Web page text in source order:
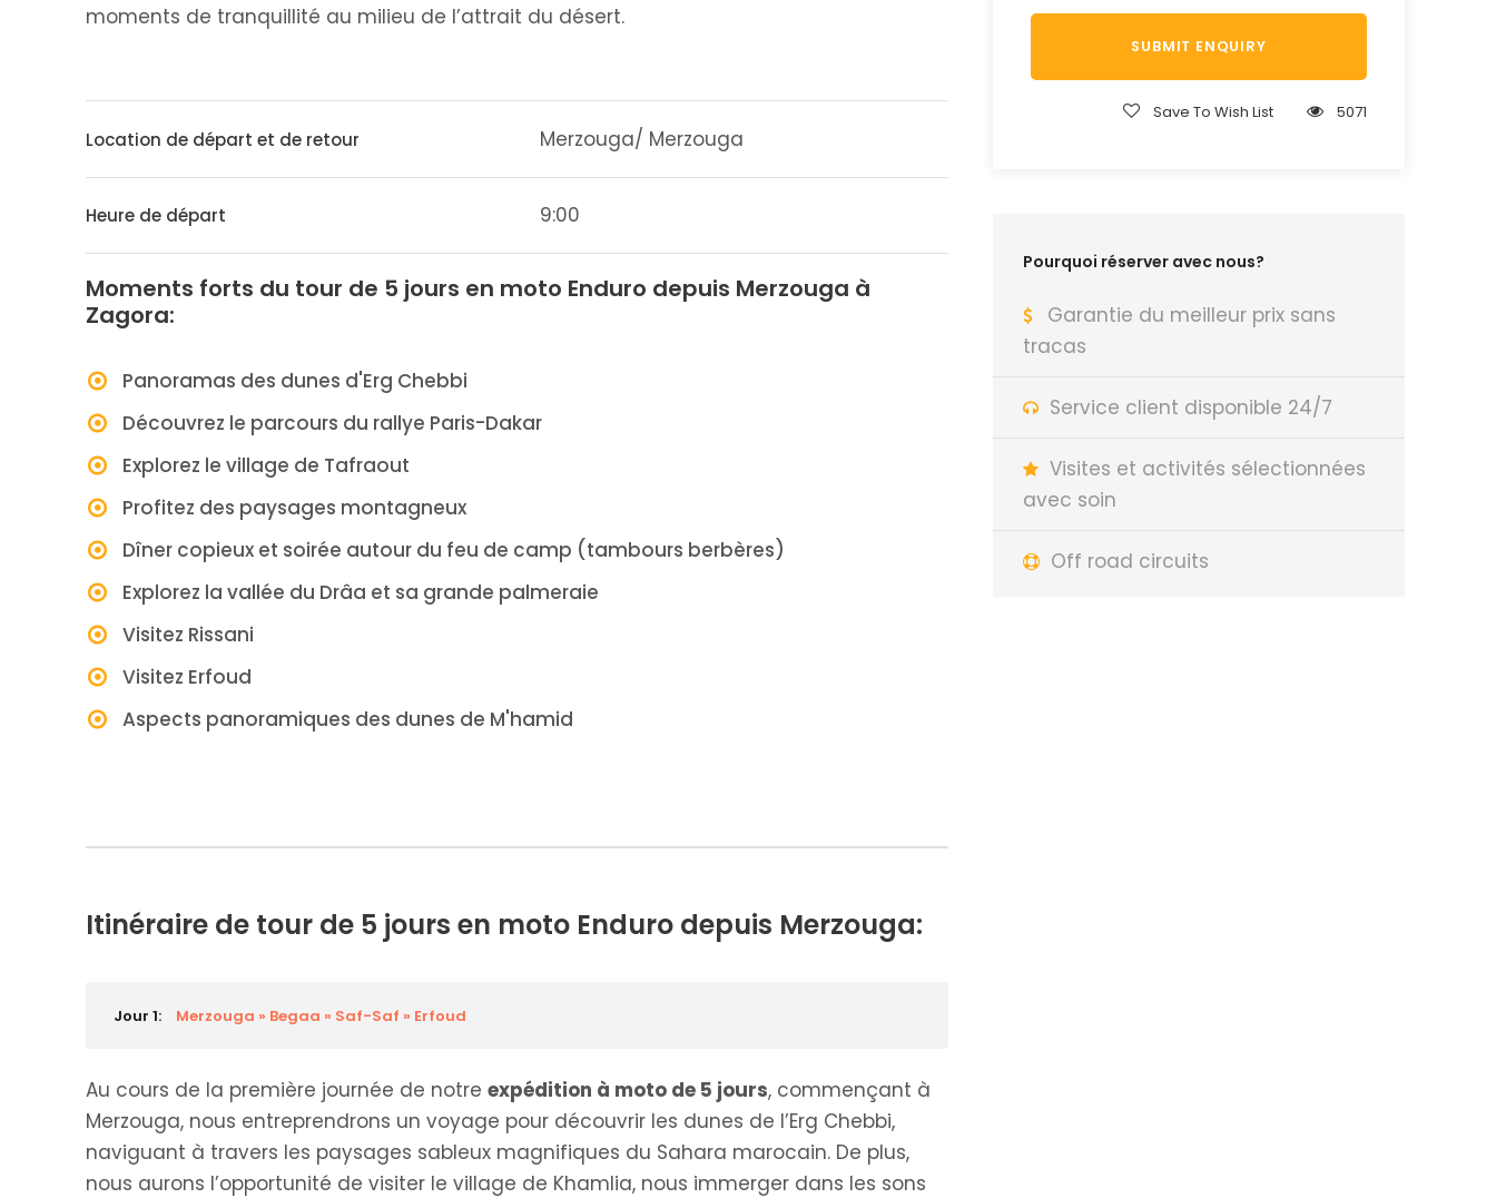
Save To Wish List 5071
Pourquoi réserver avec nous?
Garantie du meilleur prix sans
tracas
Service client disponible 24/7
Visites et activités sélectionnées
avec soin
Off road circuits
moments de tranquillité au milieu de l’attrait du désert.
Location de départ et de retour Merzouga/ Merzouga
Heure de départ 9:00
Moments forts du tour de 5 jours en moto Enduro depuis Merzouga à
Zagora:
Panoramas des dunes d'Erg Chebbi
Découvrez le parcours du rallye Paris-Dakar
Explorez le village de Tafraout
Profitez des paysages montagneux
Dîner copieux et soirée autour du feu de camp (tambours berbères)
Explorez la vallée du Drâa et sa grande palmeraie
Visitez Rissani
Visitez Erfoud
Aspects panoramiques des dunes de M'hamid
Itinéraire de tour de 5 jours en moto Enduro depuis Merzouga:
Jour 1: Merzouga » Begaa » Saf-Saf » Erfoud
Au cours de la première journée de notre expédition à moto de 5 jours, commençant à
Merzouga, nous entreprendrons un voyage pour découvrir les dunes de l’Erg Chebbi,
naviguant à travers les paysages sableux magnifiques du Sahara marocain. De plus,
nous aurons l’opportunité de visiter le village de Khamlia, nous immerger dans les sons